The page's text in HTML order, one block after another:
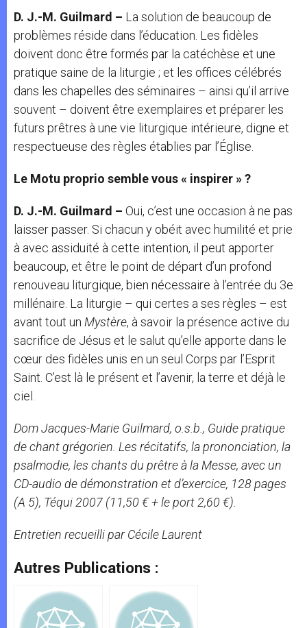
D. J.-M. Guilmard – La solution de beaucoup de
problèmes réside dans l’éducation. Les fidèles
doivent donc être formés par la catéchèse et une
pratique saine de la liturgie ; et les offices célébrés
dans les chapelles des séminaires – ainsi qu’il arrive
souvent – doivent être exemplaires et préparer les
futurs prêtres à une vie liturgique intérieure, digne et
respectueuse des règles établies par l’Église.
Le Motu proprio semble vous « inspirer » ?
D. J.-M. Guilmard – Oui, c’est une occasion à ne pas
laisser passer. Si chacun y obéit avec humilité et prie
à avec assiduité à cette intention, il peut apporter
beaucoup, et être le point de départ d’un profond
renouveau liturgique, bien nécessaire à l’entrée du 3e
millénaire. La liturgie – qui certes a ses règles – est
avant tout un Mystère, à savoir la présence active du
sacrifice de Jésus et le salut qu’elle apporte dans le
cœur des fidèles unis en un seul Corps par l’Esprit
Saint. C’est là le présent et l’avenir, la terre et déjà le
ciel.
Dom Jacques-Marie Guilmard, o.s.b., Guide pratique
de chant grégorien. Les récitatifs, la prononciation, la
psalmodie, les chants du prêtre à la Messe, avec un
CD-audio de démonstration et d’exercice, 128 pages
(A 5), Téqui 2007 (11,50 € + le port 2,60 €).
Entretien recueilli par Cécile Laurent
Autres Publications :